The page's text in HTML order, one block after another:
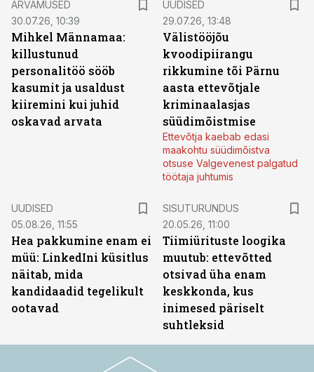
ARVAMUSED
30.07.26, 10:39
Mihkel Männamaa:
killustunud
personalitöö sööb
kasumit ja usaldust
kiiremini kui juhid
oskavad arvata
UUDISED
29.07.26, 13:48
Välistööjõu
kvoodipiirangu
rikkumine tõi Pärnu
aasta ettevõtjale
kriminaalasjas
süüdimõistmise
Ettevõtja kaebab edasi
maakohtu süüdimõistva
otsuse Valgevenest palgatud
töötaja juhtumis
UUDISED
05.08.26, 11:55
Hea pakkumine enam ei
müü: LinkedIni küsitlus
näitab, mida
kandidaadid tegelikult
ootavad
SISUTURUNDUS
20.05.26, 11:00
Tiimiürituste loogika
muutub: ettevõtted
otsivad üha enam
keskkonda, kus
inimesed päriselt
suhtleksid